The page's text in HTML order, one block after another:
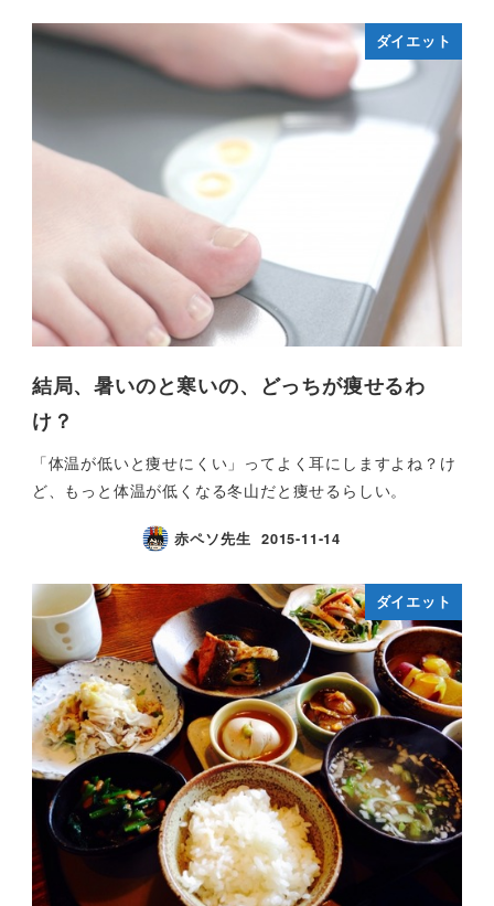
ダイエット
結局、暑いのと寒いの、どっちが痩せるわ
け？
「体温が低いと痩せにくい」ってよく耳にしますよね？け
ど、もっと体温が低くなる冬山だと痩せるらしい。
赤ペソ先生 2015-11-14
ダイエット